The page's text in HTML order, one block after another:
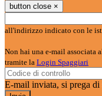
button close ×
all'indirizzo indicato con le
Non hai una e-mail associata
tramite la Login Spaggiari
E-mail inviata, si prega di